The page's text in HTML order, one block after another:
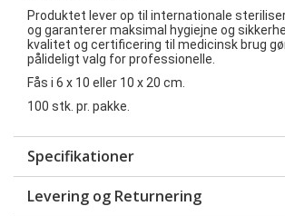
Produktet lever op til internationale
og garanterer maksimal hygiejne og
kvalitet og certificering til medicinsk brug
pålideligt valg for professionelle.
Fås i 6 x 10 eller 10 x 20 cm.
100 stk. pr. pakke.
Specifikationer
Levering og Returnering